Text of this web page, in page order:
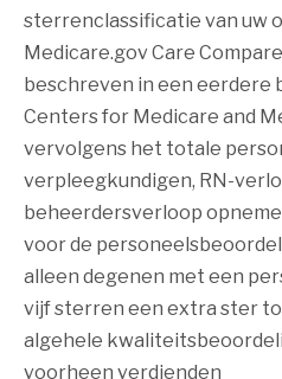
sterrenclassificatie van uw
Medicare.gov Care
beschreven in een eerdere
Centers for Medicare and
vervolgens het totale
verpleegkundigen, RN-
beheerdersverloop
voor de
alleen degenen met een
vijf sterren een extra ster
algehele
voorheen verdienden